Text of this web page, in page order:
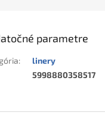
parametre
:
linery
5998880358517